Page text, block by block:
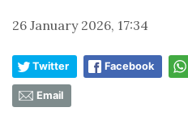
26 January 2026, 17:34
Twitter Facebook
Email